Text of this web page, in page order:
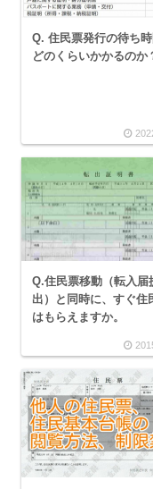
Q. 住民票発行の待ち
どのくらいかかるのか
Q.住民票移動（転入届
出）と同時に、すぐ住
はもらえますか。